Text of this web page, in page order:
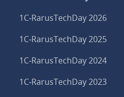
1C‑RarusTechDay 2026
1C‑RarusTechDay 2025
1C‑RarusTechDay 2024
1C‑RarusTechDay 2023